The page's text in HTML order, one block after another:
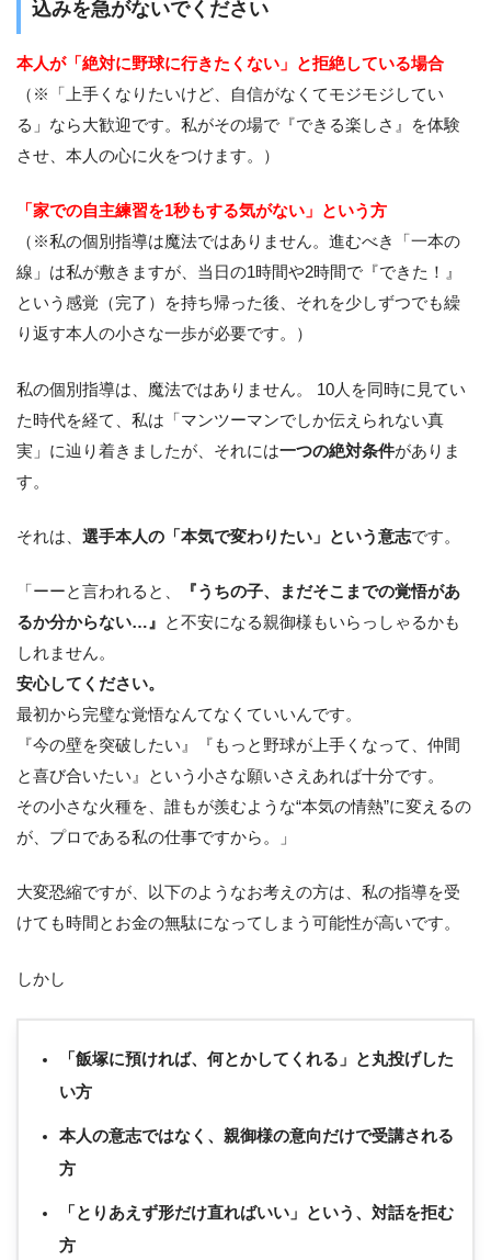
込みを急がないでください
本人が「絶対に野球に行きたくない」と拒絶している場合
（※「上手くなりたいけど、自信がなくてモジモジしてい
る」なら大歓迎です。私がその場で『できる楽しさ』を体験
させ、本人の心に火をつけます。）
「家での自主練習を1秒もする気がない」という方
（※私の個別指導は魔法ではありません。進むべき「一本の
線」は私が敷きますが、当日の1時間や2時間で『できた！』
という感覚（完了）を持ち帰った後、それを少しずつでも繰
り返す本人の小さな一歩が必要です。）
私の個別指導は、魔法ではありません。 10人を同時に見てい
た時代を経て、私は「マンツーマンでしか伝えられない真
実」に辿り着きましたが、それには一つの絶対条件がありま
す。
それは、 選手本人の「本気で変わりたい」という意志です。
「ーーと言われると、
『うちの子、まだそこまでの覚悟があ
るか分からない…』
と不安になる親御様もいらっしゃるかも
しれません。
安心してください。
最初から完璧な覚悟なんてなくていいんです。
『今の壁を突破したい』『もっと野球が上手くなって、仲間
と喜び合いたい』という小さな願いさえあれば十分です。
その小さな火種を、誰もが羨むような“本気の情熱”に変えるの
が、プロである私の仕事ですから。」
大変恐縮ですが、以下のようなお考えの方は、私の指導を受
けても時間とお金の無駄になってしまう可能性が高いです。
しかし
「飯塚に預ければ、何とかしてくれる」と丸投げした
い方
本人の意志ではなく、親御様の意向だけで受講される
方
「とりあえず形だけ直ればいい」という、対話を拒む
方